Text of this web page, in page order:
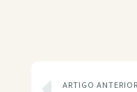
ARTIGO ANTERIOR